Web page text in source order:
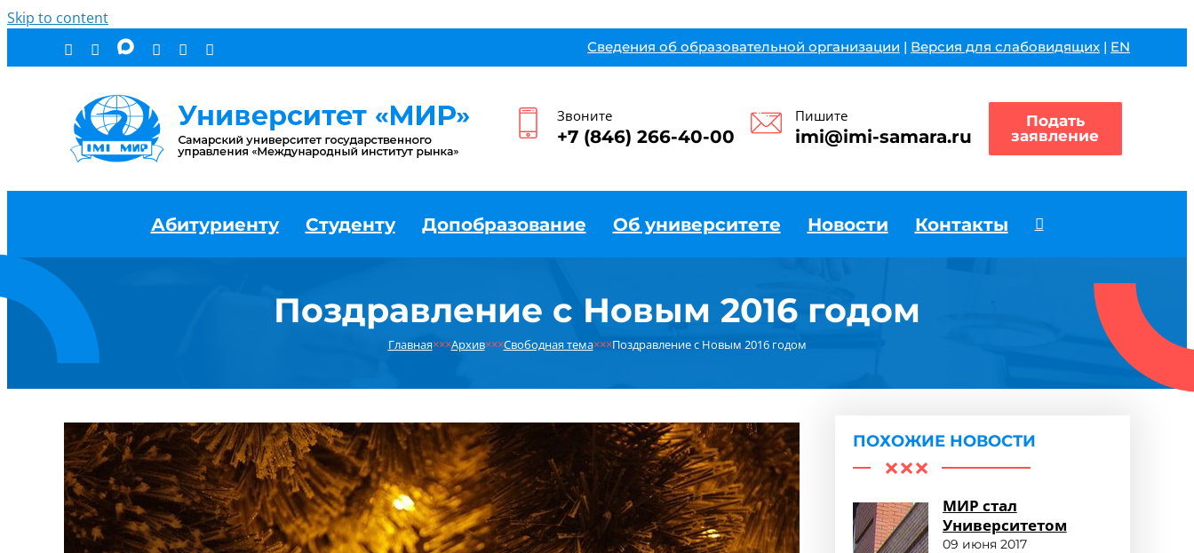
Skip to content
Сведения об образовательной организации | Версия для слабовидящих | EN
Звоните
+7 (846) 266-40-00
Пишите
imi@imi-samara.ru
Подать
заявление
Абитуриенту Студенту Допобразование Об университете Новости Контакты
Поздравление с Новым 2016 годом
Главная×××Архив×××Свободная тема×××Поздравление с Новым 2016 годом
ПОХОЖИЕ НОВОСТИ
МИР стал
Университетом
09 июня 2017